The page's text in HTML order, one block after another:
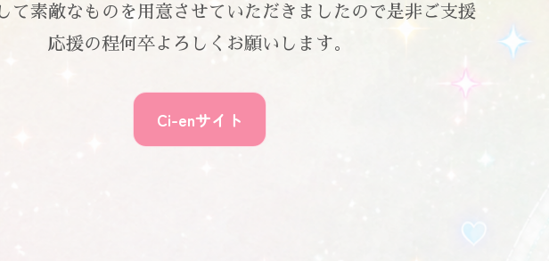
て素敵なものを用意させていただきましたので是非ご支援
応援の程何卒よろしくお願いします。
Ci-enサイト